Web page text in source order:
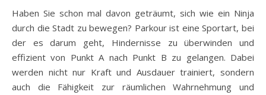
Haben Sie schon mal davon geträumt, sich wie ein Ninja
durch die Stadt zu bewegen? Parkour ist eine Sportart, bei
der es darum geht, Hindernisse zu überwinden und
effizient von Punkt A nach Punkt B zu gelangen. Dabei
werden nicht nur Kraft und Ausdauer trainiert, sondern
auch die Fähigkeit zur räumlichen Wahrnehmung und